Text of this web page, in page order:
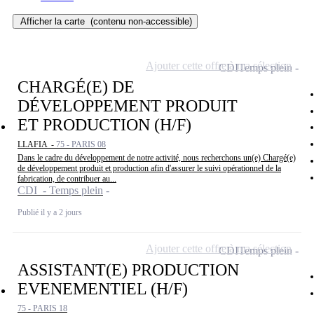
Afficher la carte (contenu non-accessible)
CHARGÉ(E) DE
DÉVELOPPEMENT PRODUIT
ET PRODUCTION (H/F)
LLAFIA - 75 - PARIS 08
Dans le cadre du développement de notre activité, nous recherchons un(e) Chargé(e)
de développement produit et production afin d'assurer le suivi opérationnel de la
fabrication, de contribuer au...
CDI - Temps plein
Publié il y a 2 jours
CDITemps plein
Ajouter cette offre à ma sélection
ASSISTANT(E) PRODUCTION
EVENEMENTIEL (H/F)
75 - PARIS 18
CDITemps plein
Ajouter cette offre à ma sélection